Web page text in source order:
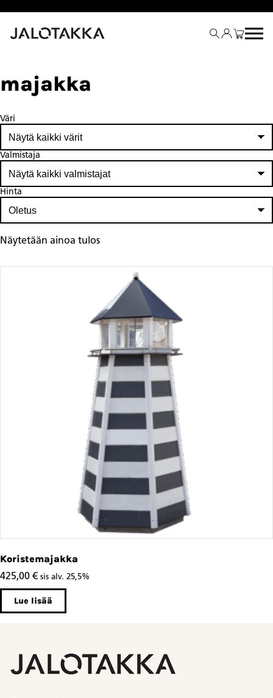
majakka
Väri
Valmistaja
Hinta
Näytetään ainoa tulos
Koristemajakka
425,00 € sis alv. 25,5%
Lue lisää